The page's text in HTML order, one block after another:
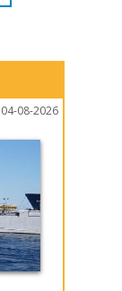
04-08-2026